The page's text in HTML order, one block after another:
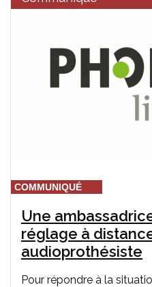
COMMUNIQUÉ
Une
réglage à
audioprothésiste
Pour répondre à la